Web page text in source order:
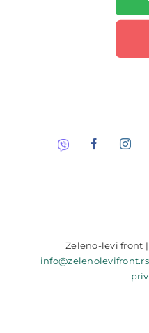
Zeleno-levi front
info@zelenolevifront.rs